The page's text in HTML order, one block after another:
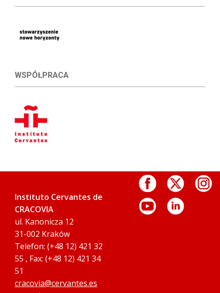
WSPÓŁPRACA
Instituto Cervantes de
CRACOVIA
ul. Kanonicza 12
31-002 Kraków
Telefon: (+48 12) 421 32
55 , Fax: (+48 12) 421 34
51
cracovia@cervantes.es